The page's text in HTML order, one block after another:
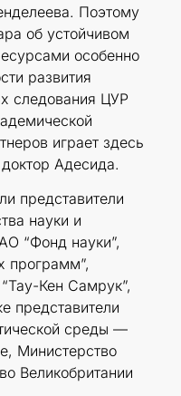
Поэтому
об устойчивом
особенно
развития
следования ЦУР
играет здесь
Адесида.
представители
науки и
“Фонд науки”,
программ”,
Кен Самрук”,
представители
среды —
Министерство
Великобритании